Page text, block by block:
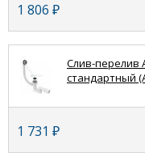
1 806 ₽
Слив-перелив
стандартный
1 731 ₽